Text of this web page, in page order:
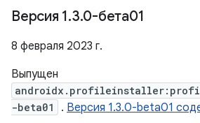
Версия 1.3.0-бета01
8 февраля 2023 г.
Выпущен
-beta01
. Версия 1.3.0-beta01